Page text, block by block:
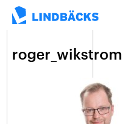
roger_wikstrom